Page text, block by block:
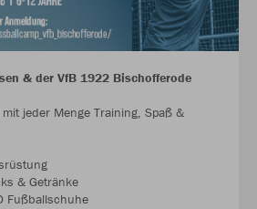
& der VfB 1922 Bischofferode
jeder Menge Training, Spaß &
& Getränke
Fußballschuhe